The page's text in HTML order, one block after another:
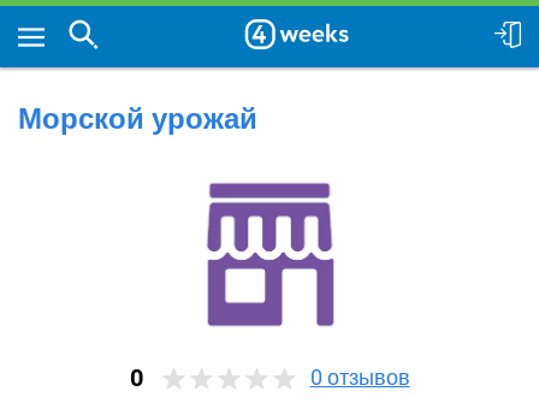
Морской урожай
0 0 отзывов